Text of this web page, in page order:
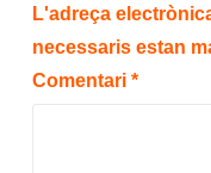
L'adreça
necessaris estan
Comentari *